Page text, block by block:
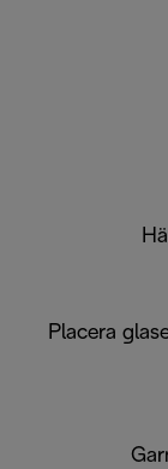
Placera